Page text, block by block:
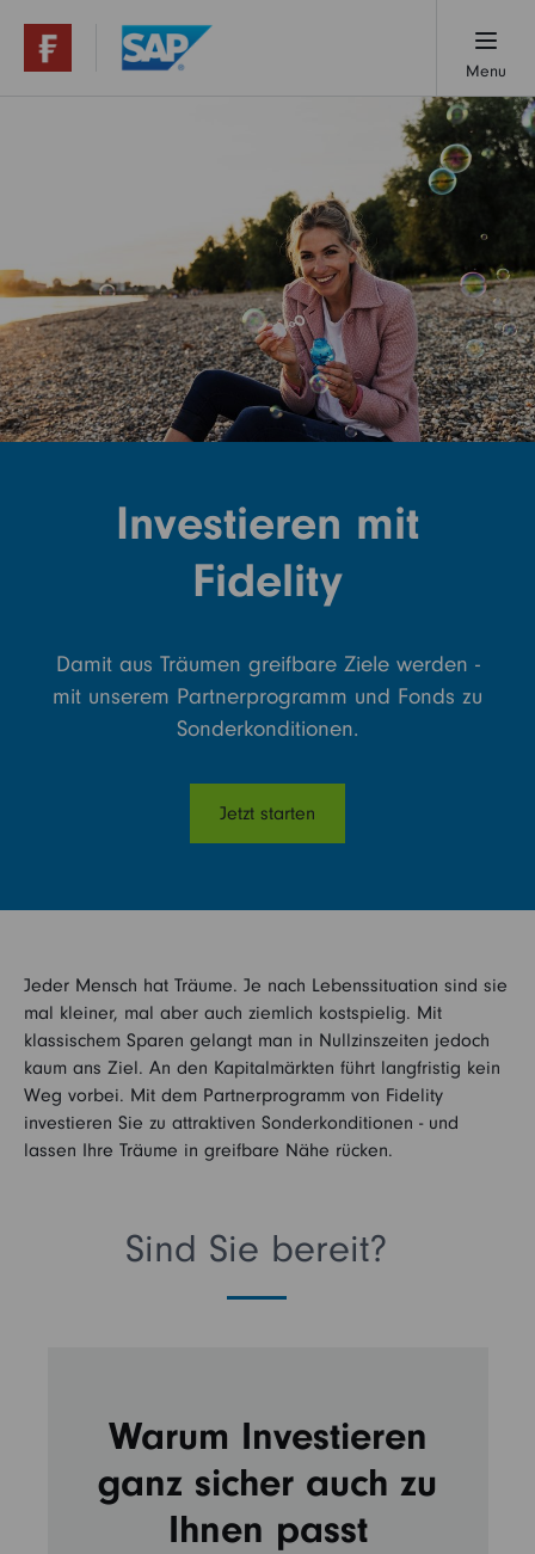
Menu
Ihre Vorteile
Jetzt starten
Investieren mit
Fidelity
Damit aus Träumen greifbare Ziele werden -
mit unserem Partnerprogramm und Fonds zu
Sonderkonditionen.
Jetzt starten
Jeder Mensch hat Träume. Je nach Lebenssituation sind sie
mal kleiner, mal aber auch ziemlich kostspielig. Mit
klassischem Sparen gelangt man in Nullzinszeiten jedoch
kaum ans Ziel. An den Kapitalmärkten führt langfristig kein
Weg vorbei. Mit dem Partnerprogramm von Fidelity
investieren Sie zu attraktiven Sonderkonditionen - und
lassen Ihre Träume in greifbare Nähe rücken.
Sind Sie bereit?
Warum Investieren
ganz sicher auch zu
Ihnen passt